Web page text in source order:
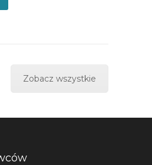
Zobacz wszystkie